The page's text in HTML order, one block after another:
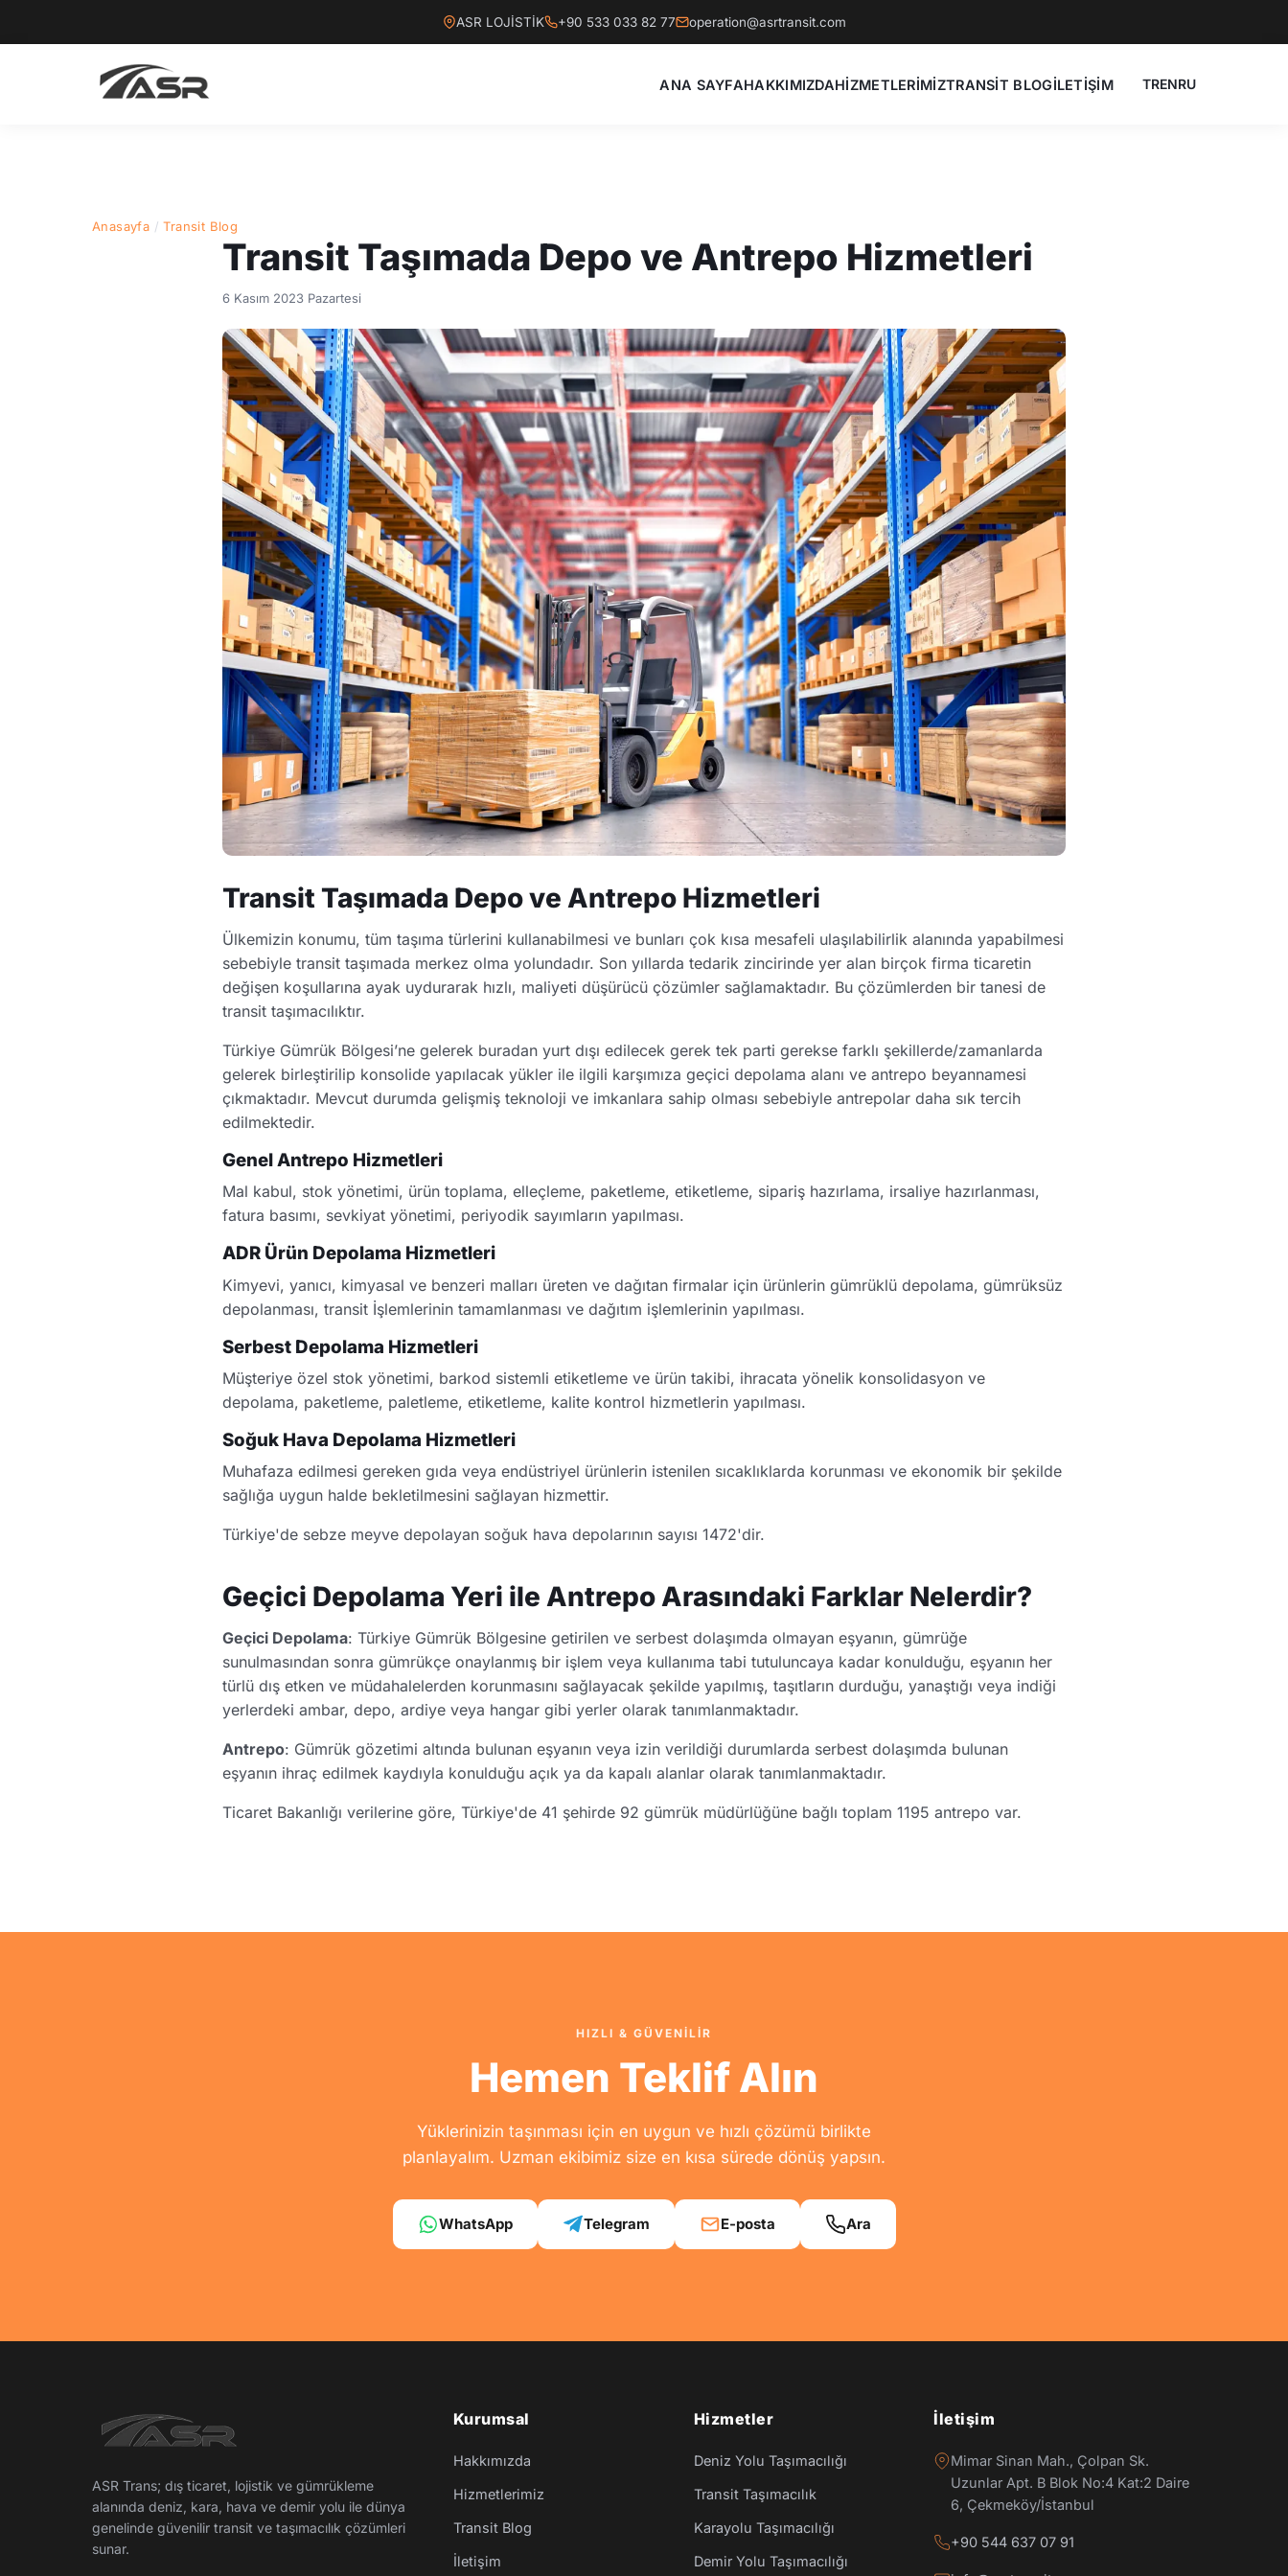
ASR LOJİSTİK +90 533 033 82 77 operation@asrtransit.com
ANA SAYFAHAKKIMIZDAHİZMETLERİMİZTRANSİT BLOGİLETİŞİM TRENRU
Anasayfa /Transit Blog
Transit Taşımada Depo ve Antrepo Hizmetleri
6 Kasım 2023 Pazartesi
Transit Taşımada Depo ve Antrepo Hizmetleri
Ülkemizin konumu, tüm taşıma türlerini kullanabilmesi ve bunları çok kısa mesafeli ulaşılabilirlik alanında yapabilmesi
sebebiyle transit taşımada merkez olma yolundadır. Son yıllarda tedarik zincirinde yer alan birçok firma ticaretin
değişen koşullarına ayak uydurarak hızlı, maliyeti düşürücü çözümler sağlamaktadır. Bu çözümlerden bir tanesi de
transit taşımacılıktır.
Türkiye Gümrük Bölgesi’ne gelerek buradan yurt dışı edilecek gerek tek parti gerekse farklı şekillerde/zamanlarda
gelerek birleştirilip konsolide yapılacak yükler ile ilgili karşımıza geçici depolama alanı ve antrepo beyannamesi
çıkmaktadır. Mevcut durumda gelişmiş teknoloji ve imkanlara sahip olması sebebiyle antrepolar daha sık tercih
edilmektedir.
Genel Antrepo Hizmetleri
Mal kabul, stok yönetimi, ürün toplama, elleçleme, paketleme, etiketleme, sipariş hazırlama, irsaliye hazırlanması,
fatura basımı, sevkiyat yönetimi, periyodik sayımların yapılması.
ADR Ürün Depolama Hizmetleri
Kimyevi, yanıcı, kimyasal ve benzeri malları üreten ve dağıtan firmalar için ürünlerin gümrüklü depolama, gümrüksüz
depolanması, transit İşlemlerinin tamamlanması ve dağıtım işlemlerinin yapılması.
Serbest Depolama Hizmetleri
Müşteriye özel stok yönetimi, barkod sistemli etiketleme ve ürün takibi, ihracata yönelik konsolidasyon ve
depolama, paketleme, paletleme, etiketleme, kalite kontrol hizmetlerin yapılması.
Soğuk Hava Depolama Hizmetleri
Muhafaza edilmesi gereken gıda veya endüstriyel ürünlerin istenilen sıcaklıklarda korunması ve ekonomik bir şekilde
sağlığa uygun halde bekletilmesini sağlayan hizmettir.
Türkiye'de sebze meyve depolayan soğuk hava depolarının sayısı 1472'dir.
Geçici Depolama Yeri ile Antrepo Arasındaki Farklar Nelerdir?
Geçici Depolama: Türkiye Gümrük Bölgesine getirilen ve serbest dolaşımda olmayan eşyanın, gümrüğe
sunulmasından sonra gümrükçe onaylanmış bir işlem veya kullanıma tabi tutuluncaya kadar konulduğu, eşyanın her
türlü dış etken ve müdahalelerden korunmasını sağlayacak şekilde yapılmış, taşıtların durduğu, yanaştığı veya indiği
yerlerdeki ambar, depo, ardiye veya hangar gibi yerler olarak tanımlanmaktadır.
Antrepo: Gümrük gözetimi altında bulunan eşyanın veya izin verildiği durumlarda serbest dolaşımda bulunan
eşyanın ihraç edilmek kaydıyla konulduğu açık ya da kapalı alanlar olarak tanımlanmaktadır.
Ticaret Bakanlığı verilerine göre, Türkiye'de 41 şehirde 92 gümrük müdürlüğüne bağlı toplam 1195 antrepo var.
HIZLI & GÜVENİLİR
Hemen Teklif Alın
Yüklerinizin taşınması için en uygun ve hızlı çözümü birlikte
planlayalım. Uzman ekibimiz size en kısa sürede dönüş yapsın.
WhatsApp Telegram E-posta Ara
ASR Trans; dış ticaret, lojistik ve gümrükleme
alanında deniz, kara, hava ve demir yolu ile dünya
genelinde güvenilir transit ve taşımacılık çözümleri
sunar.
Kurumsal
Hakkımızda
Hizmetlerimiz
Transit Blog
İletişim
Hizmetler
Deniz Yolu Taşımacılığı
Transit Taşımacılık
Karayolu Taşımacılığı
Demir Yolu Taşımacılığı
İletişim
Mimar Sinan Mah., Çolpan Sk.
Uzunlar Apt. B Blok No:4 Kat:2 Daire
6, Çekmeköy/İstanbul
+90 544 637 07 91